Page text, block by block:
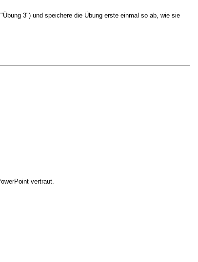
3") und speichere die Übung erste einmal so ab, wie sie
vertraut.